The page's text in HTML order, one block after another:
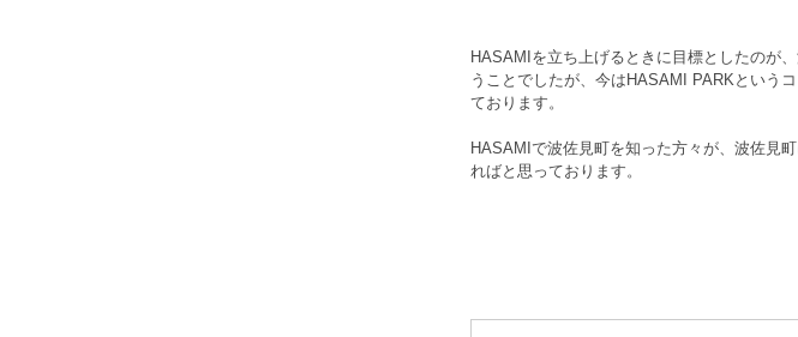
HASAMIを立ち上げるときに目標としたのが
うことでしたが、今はHASAMI PARKという
ております。
HASAMIで波佐見町を知った方々が、波佐見
ればと思っております。